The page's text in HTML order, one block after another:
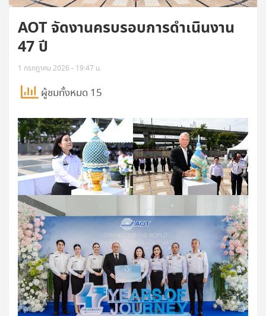
AOT จัดงานครบรอบการดำเนินงาน
47 ปี
1 กรกฎาคม 2026 - 19:47 น.
ผู้ชมทั้งหมด 15